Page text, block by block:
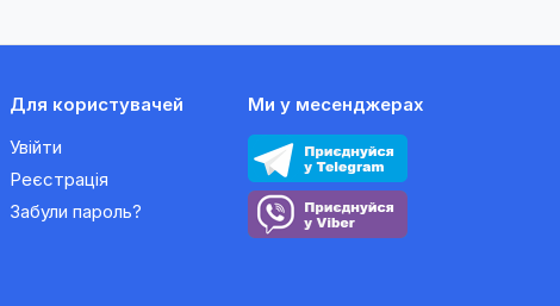
Для користувачей
Увійти
Реєстрація
Забули пароль?
Ми у месенджерах